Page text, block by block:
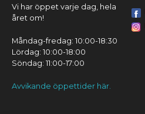
Vi har öppet varje dag, hela
året om!
Måndag-fredag: 10:00-18:30
Lördag: 10:00-18:00
Söndag: 11:00-17:00
Avvikande öppettider här.